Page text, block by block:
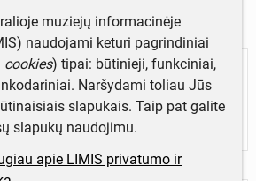
muziejų informacinėje
naudojami keturi pagrindiniai
cookies) tipai: būtinieji, funkciniai,
Naršydami toliau Jūs
slapukais. Taip pat galite
slapukų naudojimu.
apie LIMIS privatumo ir